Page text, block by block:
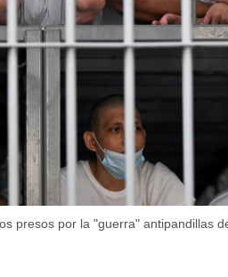
presos por la "guerra" antipandillas